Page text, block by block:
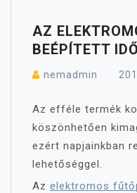
AZ
BEÉPÍTETT
nemadmin
Az efféle termék
köszönhetően
ezért napjainkban
lehetőséggel.
Az elektromos